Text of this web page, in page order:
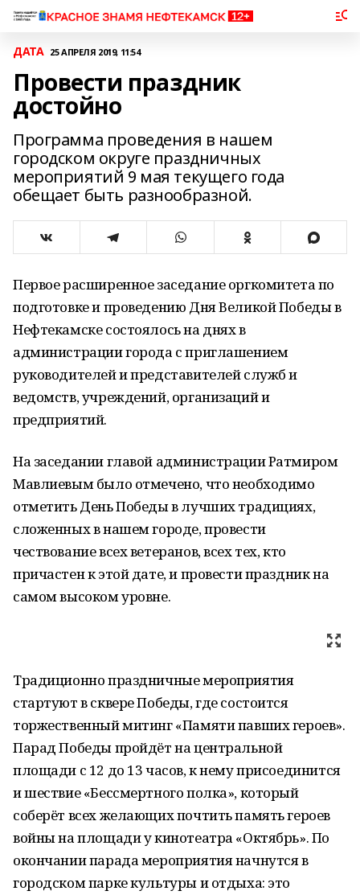
ДАТА 25 АПРЕЛЯ 2019, 11:54
Провести праздник
достойно
Программа проведения в нашем
городском округе праздничных
мероприятий 9 мая текущего года
обещает быть разнообразной.
Первое расширенное заседание оргкомитета по
подготовке и проведению Дня Великой Победы в
Нефтекамске состоялось на днях в
администрации города с приглашением
руководителей и представителей служб и
ведомств, учреждений, организаций и
предприятий.
На заседании главой администрации Ратмиром
Мавлиевым было отмечено, что необходимо
отметить День Победы в лучших традициях,
сложенных в нашем городе, провести
чествование всех ветеранов, всех тех, кто
причастен к этой дате, и провести праздник на
самом высоком уровне.
Традиционно праздничные мероприятия
стартуют в сквере Победы, где состоится
торжественный митинг «Памяти павших героев».
Парад Победы пройдёт на центральной
площади с 12 до 13 часов, к нему присоединится
и шествие «Бессмертного полка», который
соберёт всех желающих почтить память героев
войны на площади у кинотеатра «Октябрь». По
окончании парада мероприятия начнутся в
городском парке культуры и отдыха: это